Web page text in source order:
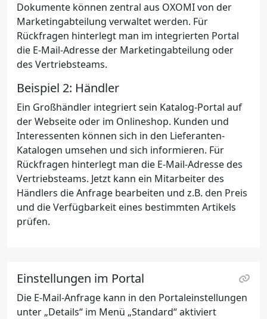
Dokumente können zentral aus OXOMI von der
Marketingabteilung verwaltet werden. Für
Rückfragen hinterlegt man im integrierten Portal
die E-Mail-Adresse der Marketingabteilung oder
des Vertriebsteams.
Beispiel 2: Händler
Ein Großhändler integriert sein Katalog-Portal auf
der Webseite oder im Onlineshop. Kunden und
Interessenten können sich in den Lieferanten-
Katalogen umsehen und sich informieren. Für
Rückfragen hinterlegt man die E-Mail-Adresse des
Vertriebsteams. Jetzt kann ein Mitarbeiter des
Händlers die Anfrage bearbeiten und z.B. den Preis
und die Verfügbarkeit eines bestimmten Artikels
prüfen.
Einstellungen im Portal
Die E-Mail-Anfrage kann in den Portaleinstellungen
unter „Details“ im Menü „Standard“ aktiviert